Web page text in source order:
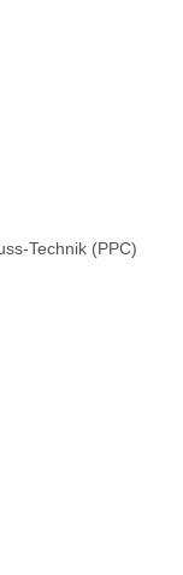
Technik (PPC)